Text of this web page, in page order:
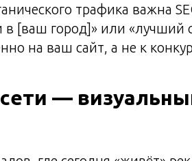
трафика важна
в [ваш город]» или
на ваш сайт, а не к
—